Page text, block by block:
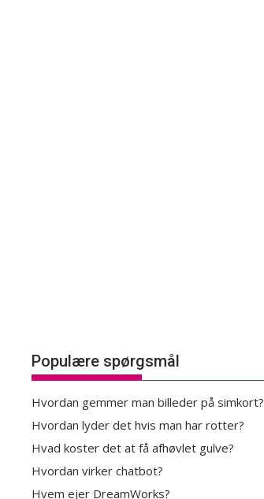
Populære spørgsmål
Hvordan gemmer man billeder på simkort?
Hvordan lyder det hvis man har rotter?
Hvad koster det at få afhøvlet gulve?
Hvordan virker chatbot?
Hvem ejer DreamWorks?